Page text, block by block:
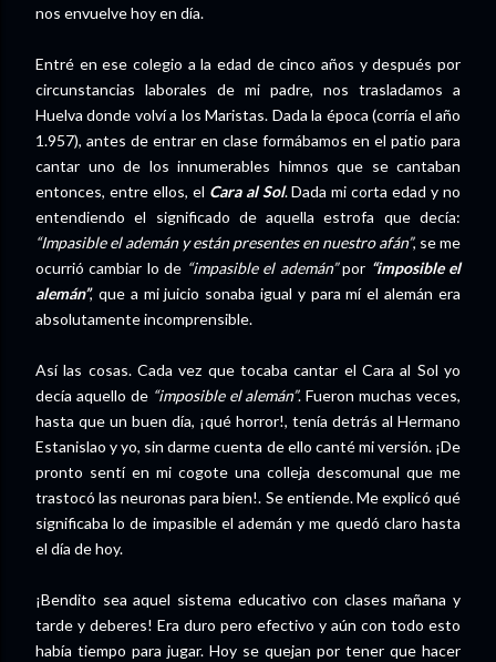
nos envuelve hoy en día.
Entré en ese colegio a la edad de cinco años y después por
circunstancias laborales de mi padre, nos trasladamos a
Huelva donde volví a los Maristas. Dada la época (corría el año
1.957), antes de entrar en clase formábamos en el patio para
cantar uno de los innumerables himnos que se cantaban
entonces, entre ellos, el Cara al Sol. Dada mi corta edad y no
entendiendo el significado de aquella estrofa que decía:
“Impasible el ademán y están presentes en nuestro afán”, se me
ocurrió cambiar lo de “impasible el ademán”por “imposible el
alemán”, que a mi juicio sonaba igual y para mí el alemán era
absolutamente incomprensible.
Así las cosas. Cada vez que tocaba cantar el Cara al Sol yo
decía aquello de “imposible el alemán”. Fueron muchas veces,
hasta que un buen día, ¡qué horror!, tenía detrás al Hermano
Estanislao y yo, sin darme cuenta de ello canté mi versión. ¡De
pronto sentí en mi cogote una colleja descomunal que me
trastocó las neuronas para bien!. Se entiende. Me explicó qué
significaba lo de impasible el ademán y me quedó claro hasta
el día de hoy.
¡Bendito sea aquel sistema educativo con clases mañana y
tarde y deberes! Era duro pero efectivo y aún con todo esto
había tiempo para jugar. Hoy se quejan por tener que hacer